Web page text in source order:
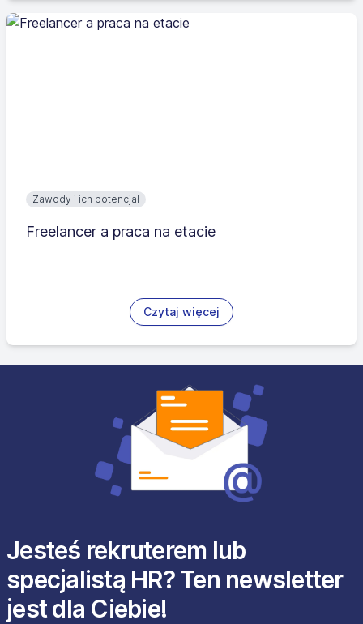
Zawody i ich potencjał
Freelancer a praca na etacie
Czytaj więcej
Jesteś rekruterem lub
specjalistą HR? Ten newsletter
jest dla Ciebie!